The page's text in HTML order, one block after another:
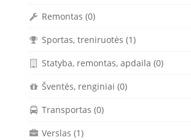
Remontas (0)
Sportas, treniruotės (1)
Statyba, remontas, apdaila (0)
Šventės, renginiai (0)
Transportas (0)
Verslas (1)